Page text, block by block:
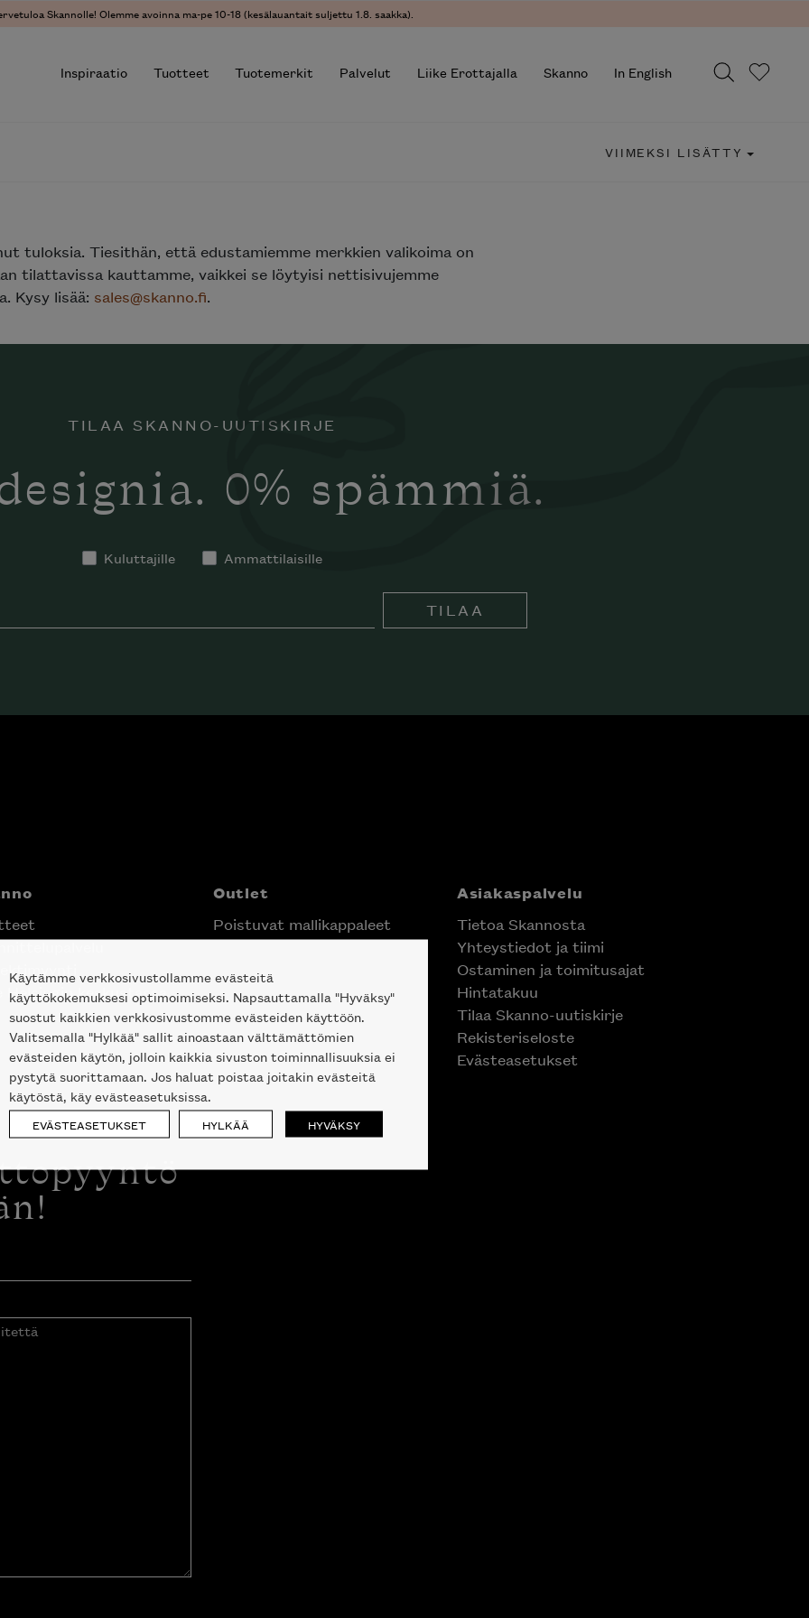
Skannolle! Olemme avoinna ma-pe 10-18 (kesälauantait suljettu 1.8. saakka).
Inspiraatio Tuotteet Tuotemerkit Palvelut Liike Erottajalla Skanno In English
VIIMEKSI LISÄTTY
tuloksia. Tiesithän, että edustamiemme merkkien valikoima on
tilattavissa kauttamme, vaikkei se löytyisi nettisivujemme
Kysy lisää: sales@skanno.fi.
TILAA SKANNO-UUTISKIRJE
0% spämmiä.
Kuluttajille Ammattilaisille
TILAA
Helsingin keskustassa
Outlet
Poistuvat mallikappaleet
Asiakaspalvelu
Tietoa Skannosta
Yhteystiedot ja tiimi
Ostaminen ja toimitusajat
Hintatakuu
Tilaa Skanno-uutiskirje
Rekisteriseloste
Evästeasetukset
Käytämme verkkosivustollamme evästeitä
käyttökokemuksesi optimoimiseksi. Napsauttamalla "Hyväksy"
suostut kaikkien verkkosivustomme evästeiden käyttöön.
Valitsemalla "Hylkää" sallit ainoastaan välttämättömien
evästeiden käytön, jolloin kaikkia sivuston toiminnallisuuksia ei
pystytä suorittamaan. Jos haluat poistaa joitakin evästeitä
käytöstä, käy evästeasetuksissa.
EVÄSTEASETUKSET HYLKÄÄ HYVÄKSY